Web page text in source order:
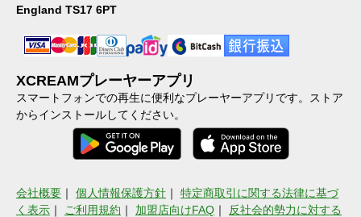
England TS17 6PT
XCREAMプレーヤーアプリ
スマートフォンでの再生に便利なプレーヤーアプリです。ストア
からインストールしてください。
会社概要 ｜ 個人情報保護方針 ｜ 特定商取引に関する法律に基づ
く表示 ｜ ご利用規約 ｜ 加盟店向けFAQ ｜ 反社会的勢力に対する